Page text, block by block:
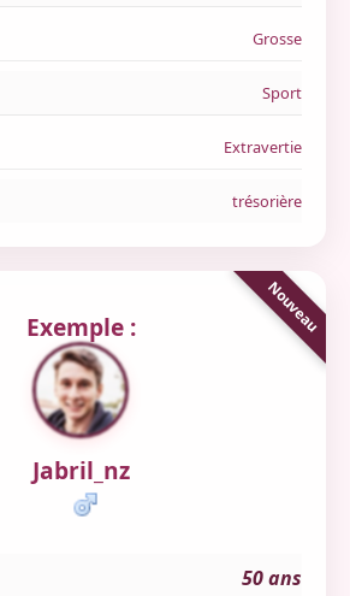
Grosse
Sport
Extravertie
trésorière
Exemple :
Jabril_nz
50 ans